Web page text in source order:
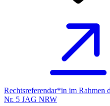
Rechtsreferendar*in im Rahmen
Nr. 5 JAG NRW